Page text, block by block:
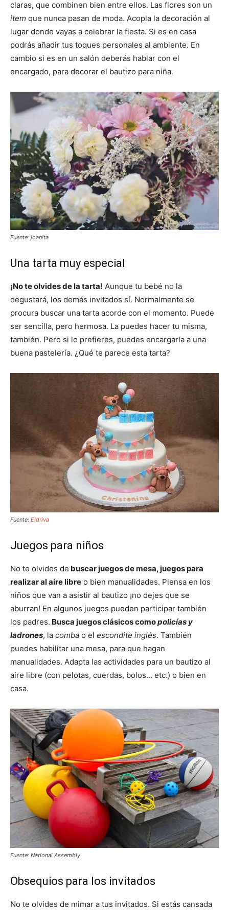
claras, que combinen bien entre ellos. Las flores son un
item que nunca pasan de moda. Acopla la decoración al
lugar donde vayas a celebrar la fiesta. Si es en casa
podrás añadir tus toques personales al ambiente. En
cambio si es en un salón deberás hablar con el
encargado, para decorar el bautizo para niña.
Fuente: joan!ta
Una tarta muy especial
¡No te olvides de la tarta! Aunque tu bebé no la
degustará, los demás invitados sí. Normalmente se
procura buscar una tarta acorde con el momento. Puede
ser sencilla, pero hermosa. La puedes hacer tu misma,
también. Pero si lo prefieres, puedes encargarla a una
buena pastelería. ¿Qué te parece esta tarta?
Fuente: Eldriva
Juegos para niños
No te olvides de buscar juegos de mesa, juegos para
realizar al aire libre o bien manualidades. Piensa en los
niños que van a asistir al bautizo ¡no dejes que se
aburran! En algunos juegos pueden participar también
los padres. Busca juegos clásicos comopolicías y
ladrones, la comba o el escondite inglés. También
puedes habilitar una mesa, para que hagan
manualidades. Adapta las actividades para un bautizo al
aire libre (con pelotas, cuerdas, bolos… etc.) o bien en
casa.
Fuente: National Assembly
Obsequios para los invitados
No te olvides de mimar a tus invitados. Si estás cansada